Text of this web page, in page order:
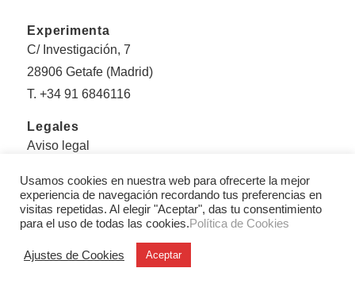
Experimenta
C/ Investigación, 7
28906 Getafe (Madrid)
T. +34 91 6846116
Legales
Aviso legal
Politica de privacidad
Política de cookies
Sobre Experimenta
Editorial Experimenta
Usamos cookies en nuestra web para ofrecerte la mejor
experiencia de navegación recordando tus preferencias en
visitas repetidas. Al elegir "Aceptar", das tu consentimiento
para el uso de todas las cookies.Política de Cookies
Ajustes de Cookies Aceptar